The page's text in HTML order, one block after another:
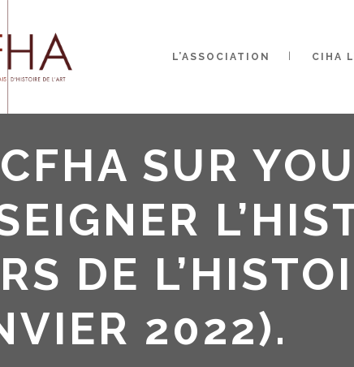
L’ASSOCIATION CIHA
SUR
DE
2022).